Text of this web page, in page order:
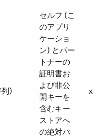
)
セルフ (こ
のアプリ
ケーショ
ン) とパー
トナーの
証明書お
よび非公
開キーを
含むキー
ストアへ
の絶対パ
x